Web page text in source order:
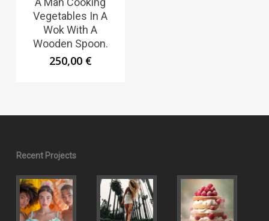
Vegetables In A
Wok With A
Wooden Spoon.
250,00 €
Recent Projects